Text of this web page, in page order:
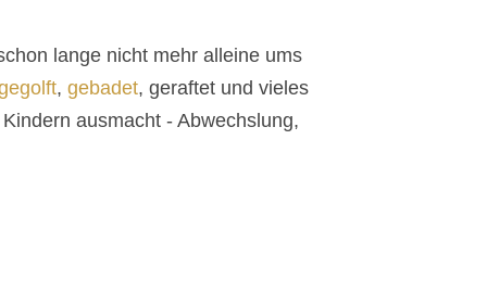
lange nicht mehr alleine ums
, gebadet, geraftet und vieles
ausmacht - Abwechslung,